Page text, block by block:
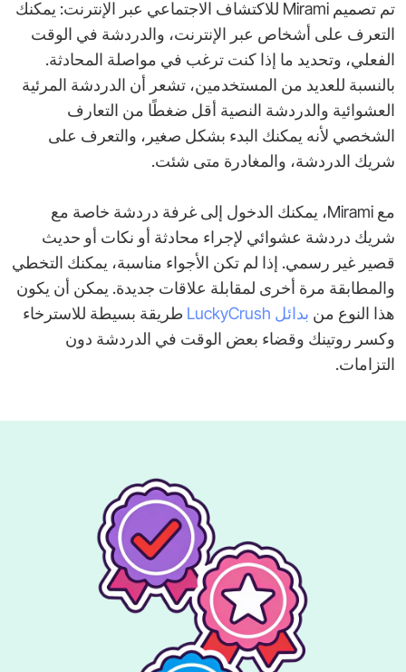
تم تصميم Mirami للاكتشاف الاجتماعي عبر الإنترنت: يمكنك
التعرف على أشخاص عبر الإنترنت، والدردشة في الوقت
الفعلي، وتحديد ما إذا كنت ترغب في مواصلة المحادثة.
بالنسبة للعديد من المستخدمين، تشعر أن الدردشة المرئية
العشوائية والدردشة النصية أقل ضغطًا من التعارف
الشخصي لأنه يمكنك البدء بشكل صغير، والتعرف على
شريك الدردشة، والمغادرة متى شئت.
مع Mirami، يمكنك الدخول إلى غرفة دردشة خاصة مع
شريك دردشة عشوائي لإجراء محادثة أو نكات أو حديث
قصير غير رسمي. إذا لم تكن الأجواء مناسبة، يمكنك التخطي
والمطابقة مرة أخرى لمقابلة علاقات جديدة. يمكن أن يكون
هذا النوع من بدائل LuckyCrush
طريقة بسيطة للاسترخاء
وكسر روتينك وقضاء بعض الوقت في الدردشة دون
التزامات.